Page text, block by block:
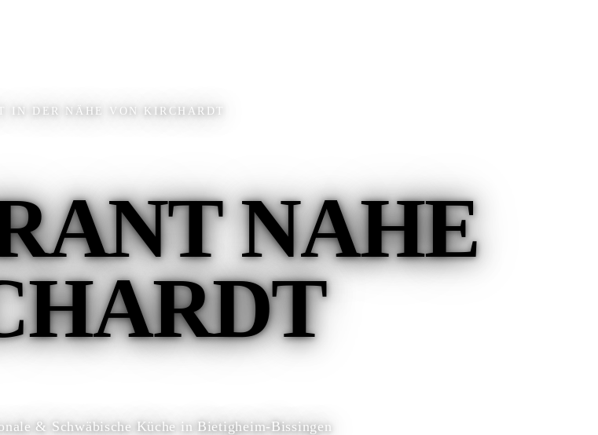
IN DER NÄHE VON KIRCHARDT
NAHE
& Schwäbische Küche in Bietigheim-Bissingen